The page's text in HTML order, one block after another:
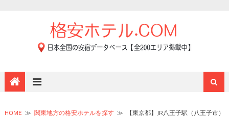
HOME ≫ 関東地方の格安ホテルを探す≫
【東京都】JR八王子駅（八王子市）